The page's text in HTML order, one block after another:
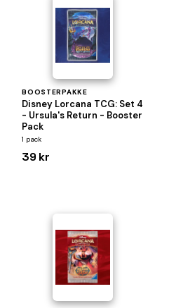
BOOSTERPAKKE
Disney Lorcana TCG: Set 4
- Ursula's Return - Booster
Pack
1 pack
39 kr